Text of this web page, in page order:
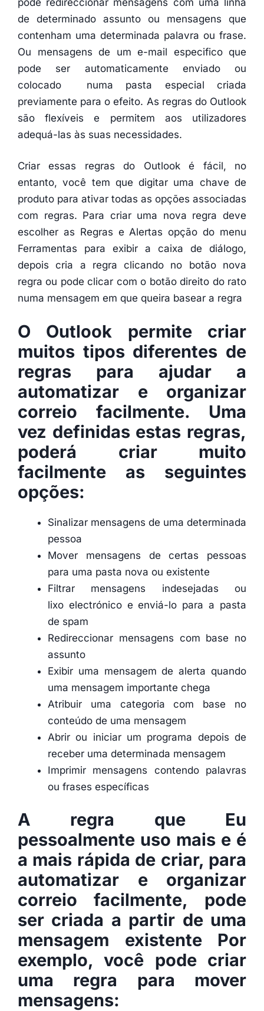
de determinado assunto ou mensagens que
contenham uma determinada palavra ou frase.
Ou mensagens de um e-mail especifico que
pode ser automaticamente enviado ou
colocado numa pasta especial criada
previamente para o efeito. As regras do Outlook
são flexíveis e permitem aos utilizadores
adequá-las às suas necessidades.
Criar essas regras do Outlook é fácil, no
entanto, você tem que digitar uma chave de
produto para ativar todas as opções associadas
com regras. Para criar uma nova regra deve
escolher as Regras e Alertas opção do menu
Ferramentas para exibir a caixa de diálogo,
depois cria a regra clicando no botão nova
regra ou pode clicar com o botão direito do rato
numa mensagem em que queira basear a regra
O Outlook permite criar
muitos tipos diferentes de
regras para ajudar a
automatizar e organizar
correio facilmente. Uma
vez definidas estas regras,
poderá criar muito
facilmente as seguintes
opções:
Sinalizar mensagens de uma determinada
pessoa
Mover mensagens de certas pessoas
para uma pasta nova ou existente
Filtrar mensagens indesejadas ou
lixo electrónico e enviá-lo para a pasta
de spam
Redireccionar mensagens com base no
assunto
Exibir uma mensagem de alerta quando
uma mensagem importante chega
Atribuir uma categoria com base no
conteúdo de uma mensagem
Abrir ou iniciar um programa depois de
receber uma determinada mensagem
Imprimir mensagens contendo palavras
ou frases específicas
A regra que Eu
pessoalmente uso mais e é
a mais rápida de criar, para
automatizar e organizar
correio facilmente, pode
ser criada a partir de uma
mensagem existente Por
exemplo, você pode criar
uma regra para mover
mensagens: